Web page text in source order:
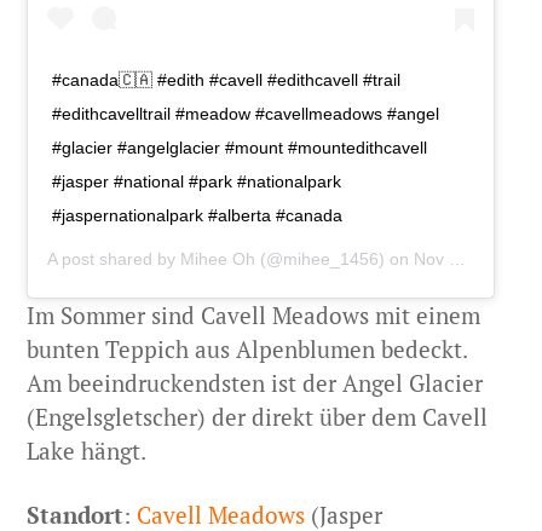
#canada🇨🇦 #edith #cavell #edithcavell #trail
#edithcavelltrail #meadow #cavellmeadows #angel
#glacier #angelglacier #mount #mountedithcavell
#jasper #national #park #nationalpark
#jaspernationalpark #alberta #canada
A post shared by Mihee Oh (@mihee_1456) on Nov 8, 2019 at 3:40am PST
Im Sommer sind Cavell Meadows mit einem
bunten Teppich aus Alpenblumen bedeckt.
Am beeindruckendsten ist der Angel Glacier
(Engelsgletscher) der direkt über dem Cavell
Lake hängt.
Standort: Cavell Meadows (Jasper